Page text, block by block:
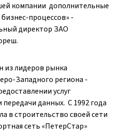
компании дополнительные
процессов» -
директор ЗАО
из лидеров рынка
Западного региона -
услуг
данных. С 1992 года
в строительство своей сети
сеть «ПетерСтар»